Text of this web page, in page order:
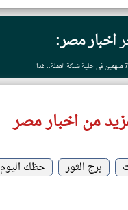
اخبار مصر:
من اخبار مصر
برج الثور حظك اليوم